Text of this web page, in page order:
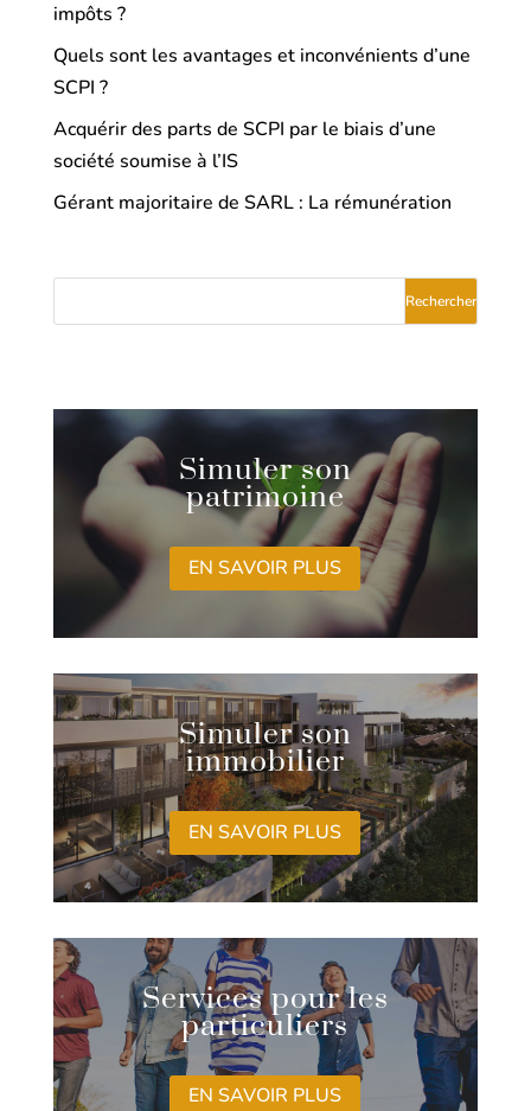
impôts ?
Quels sont les avantages et inconvénients d’une
SCPI ?
Acquérir des parts de SCPI par le biais d’une
société soumise à l’IS
Gérant majoritaire de SARL : La rémunération
Simuler son
patrimoine
EN SAVOIR PLUS
Simuler son
immobilier
EN SAVOIR PLUS
Services pour les
particuliers
EN SAVOIR PLUS